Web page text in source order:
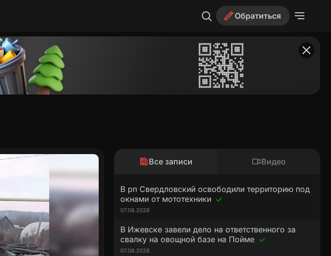
Обратиться
Все записи Видео
В рп Свердловский освободили территорию под
окнами от мототехники
07.08.2026
В Ижевске завели дело на ответственного за
свалку на овощной базе на Пойме
07.08.2026